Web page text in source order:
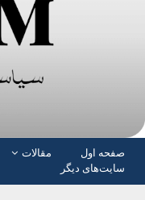
صفحە اول مقالات
سایت‌های دیگر